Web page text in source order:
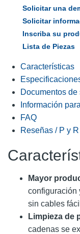
Solicitar una
Solicitar
Inscriba su
Lista de Piezas
Características
Documentos de
Información
FAQ
Reseñas / P y R
Mayor
configuración
sin cables
Limpieza de
cadenas se